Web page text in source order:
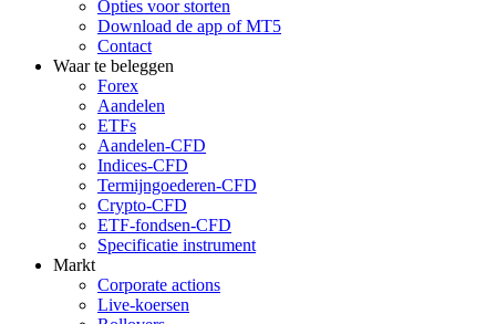
Opties voor storten
Download de app of MT5
Contact
Waar te beleggen
Forex
Aandelen
ETFs
Aandelen-CFD
Indices-CFD
Termijngoederen-CFD
Crypto-CFD
ETF-fondsen-CFD
Specificatie instrument
Markt
Corporate actions
Live-koersen